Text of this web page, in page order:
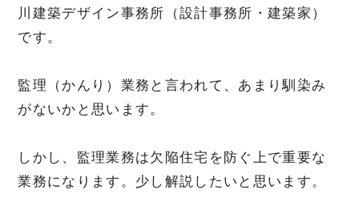
川建築デザイン事務所（設計事務所・建築家）
です。
監理（かんり）業務と言われて、あまり馴染み
がないかと思います。
しかし、監理業務は欠陥住宅を防ぐ上で重要な
業務になります。少し解説したいと思います。
CONTACT
瀧川建築デザイン事務所